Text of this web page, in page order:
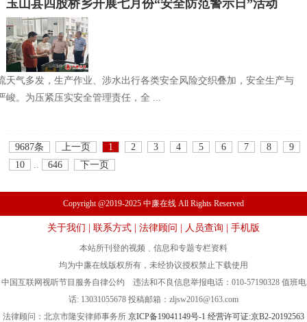
玉山县四股桥乡开展七月份“安全防范警示日”活动
天气多发，生产作业、涉水出行各类安全风险交织叠加，安全生产与
峻。为压紧压实安全管理责任，全 ...
9687条 上一页 1 2 3 4 5 6 7 8
9
10
.. 646 下一页
Copyright @2019-2025 中廉在线 All Rights Reserved
关于我们 联系方式 法律顾问 人员查询 手机版
本站所刊登的视频﹑信息和专题专栏资料
均为中廉在线版权所有，未经协议授权禁止下载使用
中国互联网视听节目服务自律公约 违法和不良信息举报电话：010-57190328 值班电
话: 13031055678 投稿邮箱： zljsw2016@163.com
法律顾问：北京市隆安律师事务所 京ICP备19041149号-1 经营许可证:京B2-20192563